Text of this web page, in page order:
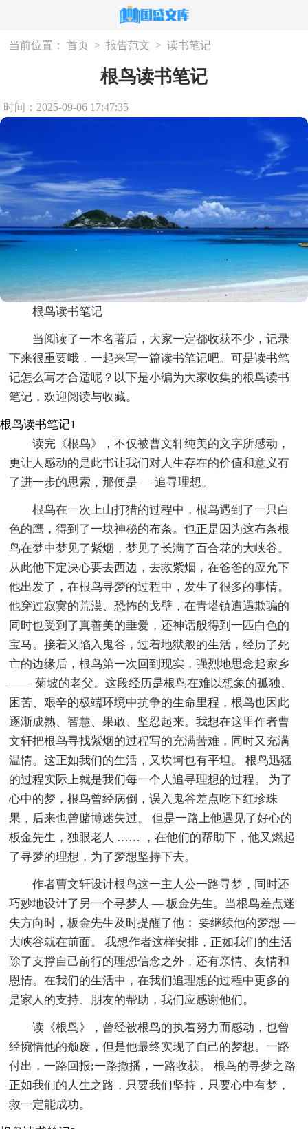
当前位置： 首页 > 报告范文 > 读书笔记
根鸟读书笔记
时间：2025-09-06 17:47:35
根鸟读书笔记
当阅读了一本名著后，大家一定都收获不少，记录
下来很重要哦，一起来写一篇读书笔记吧。可是读书笔
记怎么写才合适呢？以下是小编为大家收集的根鸟读书
笔记，欢迎阅读与收藏。
根鸟读书笔记1
读完《根鸟》，不仅被曹文轩纯美的文字所感动，
更让人感动的是此书让我们对人生存在的价值和意义有
了进一步的思索，那便是 — 追寻理想。
根鸟在一次上山打猎的过程中，根鸟遇到了一只白
色的鹰，得到了一块神秘的布条。也正是因为这布条根
鸟在梦中梦见了紫烟，梦见了长满了百合花的大峡谷。
从此他下定决心要去西边，去救紫烟，在爸爸的应允下
他出发了，在根鸟寻梦的过程中，发生了很多的事情。
他穿过寂寞的荒漠、恐怖的戈壁，在青塔镇遭遇欺骗的
同时也受到了真善美的垂爱，还神话般得到一匹白色的
宝马。接着又陷入鬼谷，过着地狱般的生活，经历了死
亡的边缘后，根鸟第一次回到现实，强烈地思念起家乡
—— 菊坡的老父。这段经历是根鸟在难以想象的孤独、
困苦、艰辛的极端环境中抗争的生命里程，根鸟也因此
逐渐成熟、智慧、果敢、坚忍起来。我想在这里作者曹
文轩把根鸟寻找紫烟的过程写的充满苦难，同时又充满
温情。这正如我们的生活，又坎坷也有平坦。 根鸟迅猛
的过程实际上就是我们每一个人追寻理想的过程。 为了
心中的梦，根鸟曾经病倒，误入鬼谷差点吃下红珍珠
果，后来也曾赌博迷失过。 但是一路上他遇见了好心的
板金先生，独眼老人 …… ，在他们的帮助下，他又燃起
了寻梦的理想，为了梦想坚持下去。
作者曹文轩设计根鸟这一主人公一路寻梦，同时还
巧妙地设计了另一个寻梦人 — 板金先生。当根鸟差点迷
失方向时，板金先生及时提醒了他： 要继续他的梦想 —
大峡谷就在前面。 我想作者这样安排，正如我们的生活
除了支撑自己前行的理想信念之外，还有亲情、友情和
恩情。在我们的生活中，在我们追理想的过程中更多的
是家人的支持、朋友的帮助，我们应感谢他们。
读《根鸟》，曾经被根鸟的执着努力而感动，也曾
经惋惜他的颓废，但是他最终实现了自己的梦想。一路
付出，一路回报;一路撒播，一路收获。 根鸟的寻梦之路
正如我们的人生之路，只要我们坚持，只要心中有梦，
救一定能成功。